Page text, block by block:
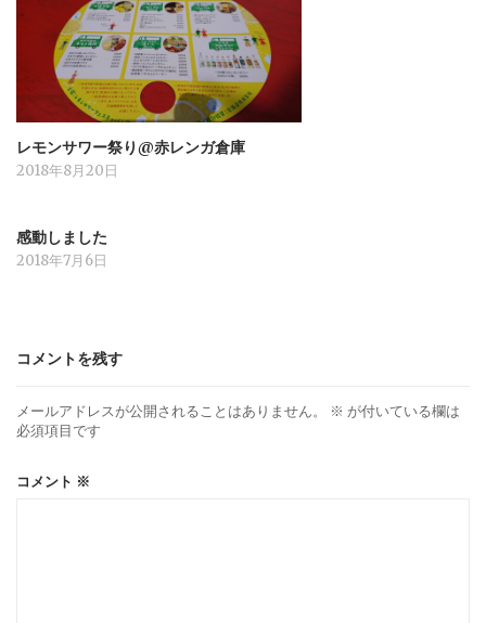
レモンサワー祭り@赤レンガ倉庫
2018年8月20日
感動しました
2018年7月6日
コメントを残す
メールアドレスが公開されることはありません。 ※ が付いている欄は
必須項目です
コメント ※